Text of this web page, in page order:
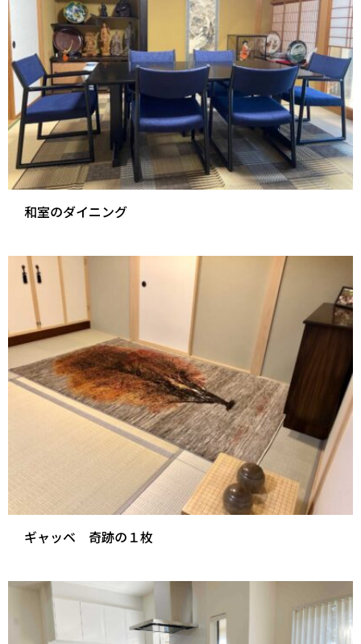
和室のダイニング
ギャッベ 奇跡の１枚